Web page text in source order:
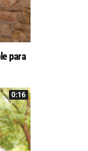
para
0:16